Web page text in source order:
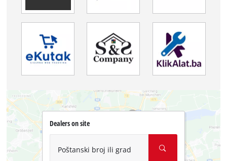
Dealers on site
Poštanski broj ili grad